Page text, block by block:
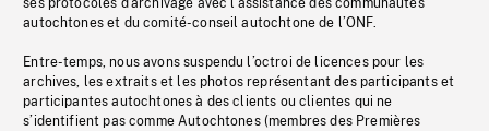
ses protocoles d’archivage avec l’assistance des communautés
autochtones et du comité-conseil autochtone de l’ONF.
Entre-temps, nous avons suspendu l’octroi de licences pour les
archives, les extraits et les photos représentant des participants et
participantes autochtones à des clients ou clientes qui ne
s’identifient pas comme Autochtones (membres des Premières